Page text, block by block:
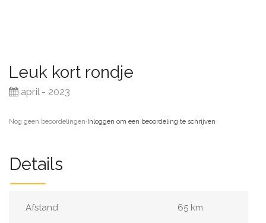
Leuk kort rondje
april - 2023
Nog geen beoordelingen·Inloggen om een beoordeling te schrijven
Details
Afstand 65 km